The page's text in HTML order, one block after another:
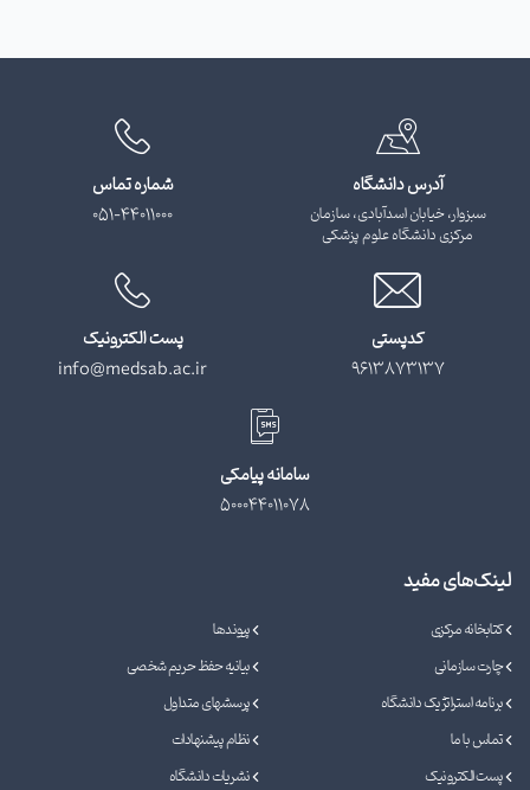
آدرس دانشگاه
سبزوار، خیابان اسدآبادی، سازمان
مرکزی دانشگاه علوم پزشکی
شماره تماس
051-44011000
کدپستی
9613873137
پست الکترونیک
info@medsab.ac.ir
سامانه پیامکی
500044011078
لینک‌های مفید
کتابخانه مرکزی
پیوندها
چارت سازمانی
بیانیه حفظ حریم شخصی
برنامه استراتژیک دانشگاه
پرسشهای متداول
تماس با ما
نظام پیشنهادات
پست الکترونیک
نشریات دانشگاه